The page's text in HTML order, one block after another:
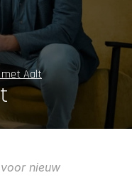
met Aalt
nieuw